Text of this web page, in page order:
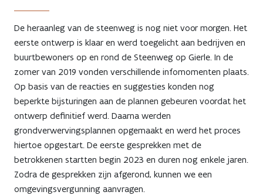
De heraanleg van de steenweg is nog niet voor morgen. Het
eerste ontwerp is klaar en werd toegelicht aan bedrijven en
buurtbewoners op en rond de Steenweg op Gierle. In de
zomer van 2019 vonden verschillende infomomenten plaats.
Op basis van de reacties en suggesties konden nog
beperkte bijsturingen aan de plannen gebeuren voordat het
ontwerp definitief werd. Daarna werden
grondverwervingsplannen opgemaakt en werd het proces
hiertoe opgestart. De eerste gesprekken met de
betrokkenen startten begin 2023 en duren nog enkele jaren.
Zodra de gesprekken zijn afgerond, kunnen we een
omgevingsvergunning aanvragen.